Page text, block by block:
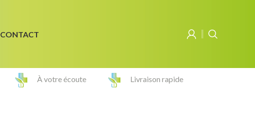
CONTACT
À votre écoute Livraison rapide